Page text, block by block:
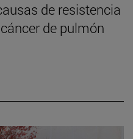
de resistencia
de pulmón